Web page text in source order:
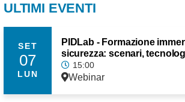
ULTIMI EVENTI
SET
07
LUN
PIDLab - Formazione
sicurezza: scenari,
15:00
Webinar